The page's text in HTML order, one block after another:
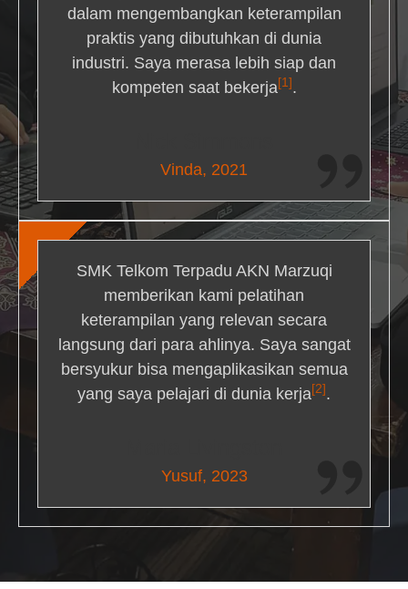
dalam mengembangkan keterampilan
praktis yang dibutuhkan di dunia
industri. Saya merasa lebih siap dan
kompeten saat bekerja[1] .
Vinda, 2021
SMK Telkom Terpadu AKN Marzuqi
memberikan kami pelatihan
keterampilan yang relevan secara
langsung dari para ahlinya. Saya sangat
bersyukur bisa mengaplikasikan semua
yang saya pelajari di dunia kerja[2] .
Yusuf, 2023